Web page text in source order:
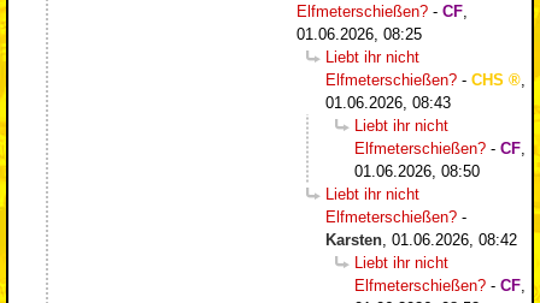
Elfmeterschießen? - CF
01.06.2026, 08:25
Liebt ihr nicht
Elfmeterschießen? - CHS
01.06.2026, 08:43
Liebt ihr nicht
Elfmeterschießen? - CF
01.06.2026, 08:50
Liebt ihr nicht
Elfmeterschießen? -
Karsten 01.06.2026, 08:42
Liebt ihr nicht
Elfmeterschießen? - CF